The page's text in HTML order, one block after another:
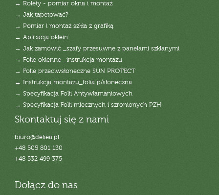
→ Rolety - pomiar okna i montaż
→ Jak tapetować?
→ Pomiar i montaż szkła z grafiką
→ Aplikacja oklein
→ Jak zamówić _szafy przesuwne z panelami szklanymi
→ Folie okienne _instrukcja montażu
→ Folie przeciwsłoneczne SUN PROTECT
→ Instrukcja montażu_folia p/słoneczna
→ Specyfikacja Folii Antywłamaniowych
→ Specyfikacja Folii mlecznych i szronionych PZH
Skontaktuj się z nami
biuro@dekea.pl
+48 505 801 130
+48 532 499 375
Dołącz do nas